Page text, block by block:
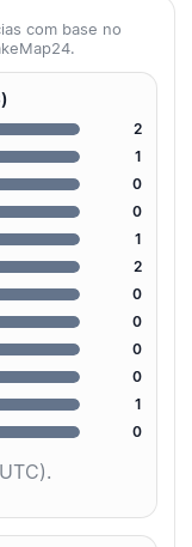
com base no
2
1
0
0
1
2
0
0
0
0
1
0